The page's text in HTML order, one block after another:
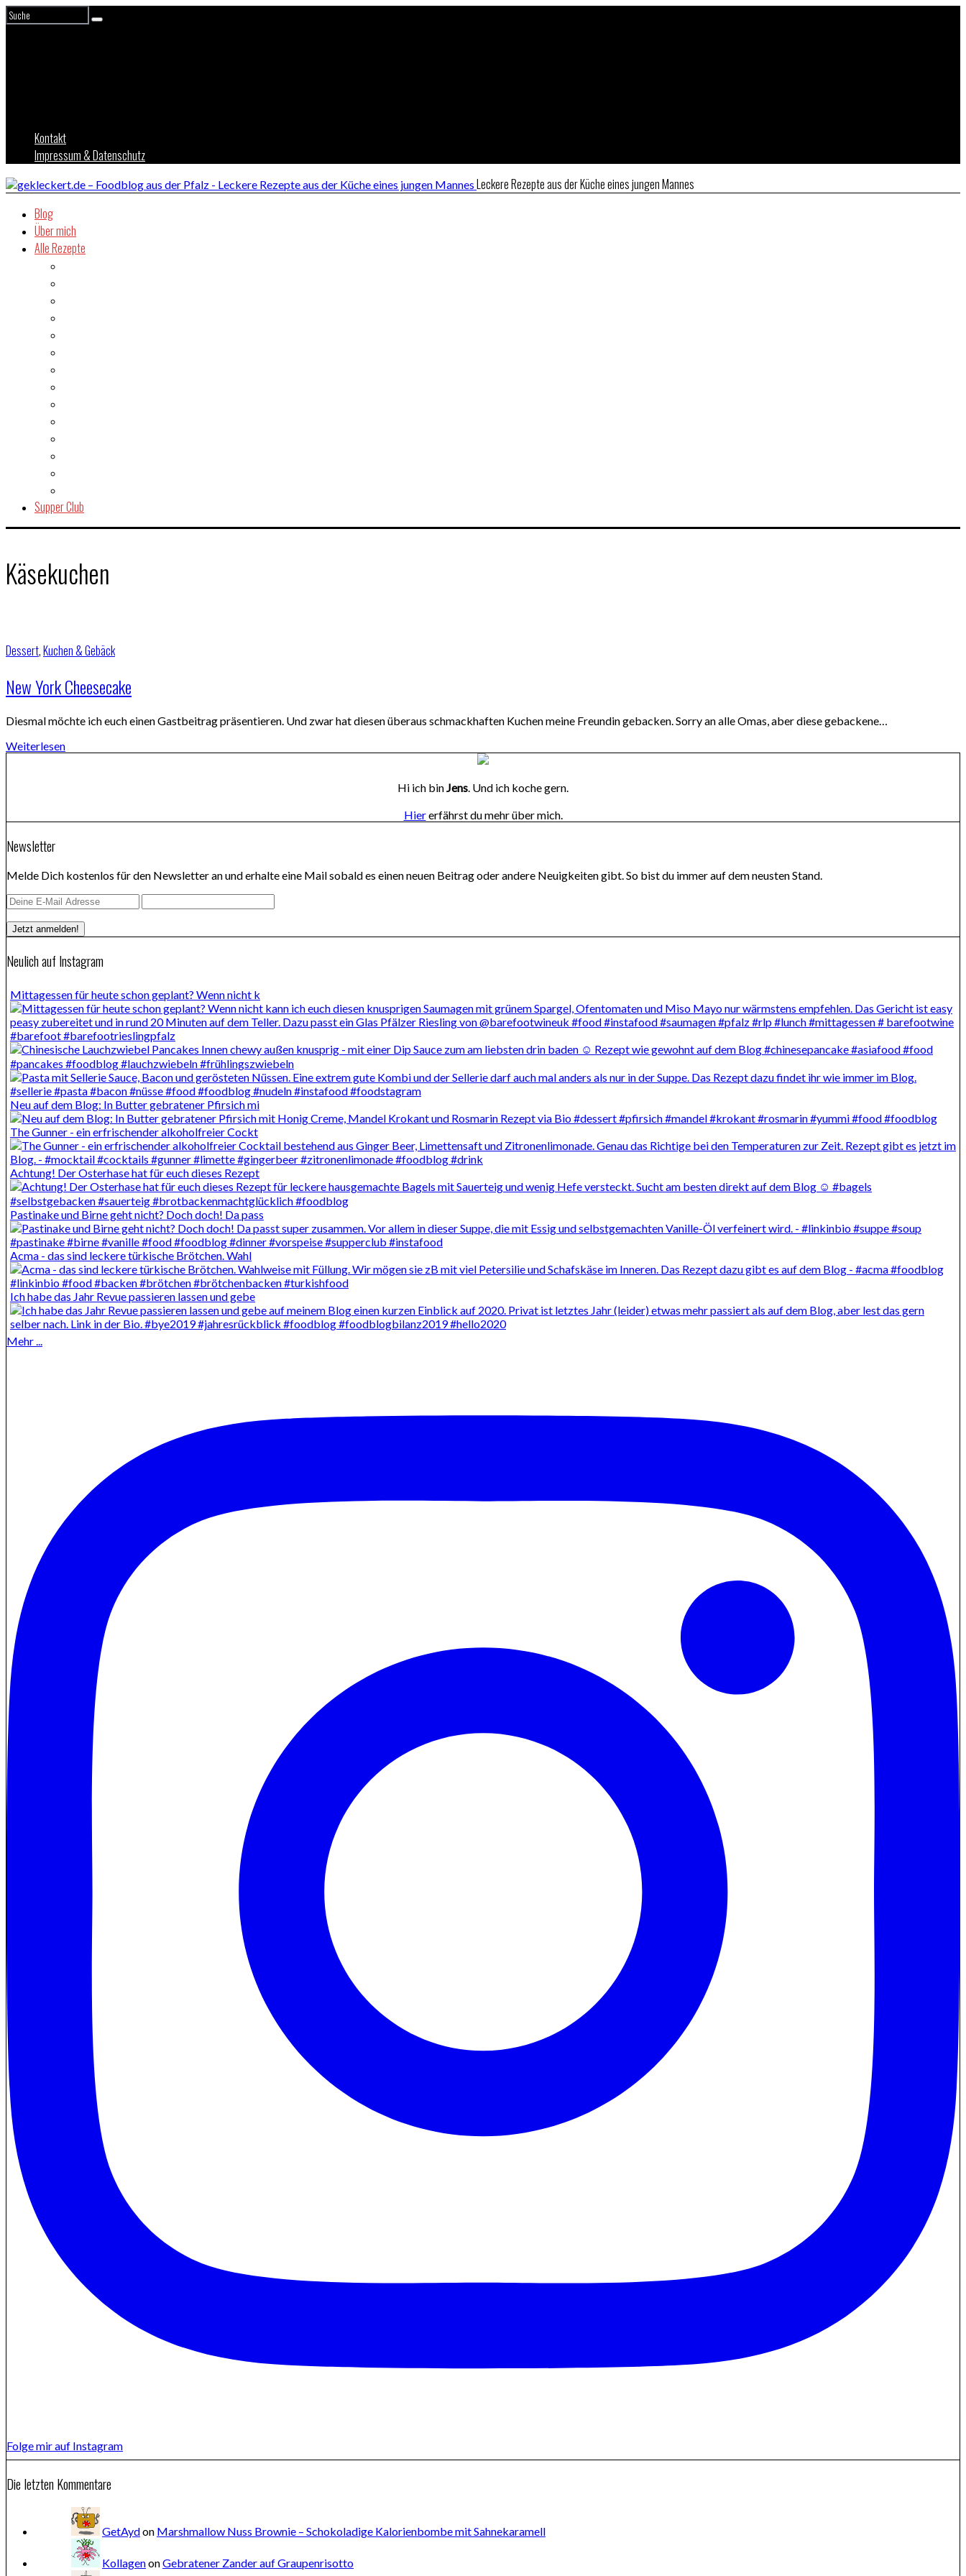
Kontakt
Impressum & Datenschutz
Leckere Rezepte aus der Küche eines jungen Mannes
Blog
Über mich
Alle Rezepte
Supper Club
Käsekuchen
Dessert,Kuchen & Gebäck
New York Cheesecake
Diesmal möchte ich euch einen Gastbeitrag präsentieren. Und zwar hat diesen überaus schmackhaften Kuchen meine Freundin gebacken. Sorry an alle Omas, aber diese gebackene…
Weiterlesen
Hi ich binJens. Und ich koche gern.
Hiererfährst du mehr über mich.
Newsletter
Melde Dich kostenlos für den Newsletter an und erhalte eine Mail sobald es einen neuen Beitrag oder andere Neuigkeiten gibt. So bist du immer auf dem neusten Stand.
Neulich auf Instagram
Mittagessen für heute schon geplant? Wenn nicht k
Neu auf dem Blog: In Butter gebratener Pfirsich mi
The Gunner - ein erfrischender alkoholfreier Cockt
Achtung! Der Osterhase hat für euch dieses Rezept
Pastinake und Birne geht nicht? Doch doch! Da pass
Acma - das sind leckere türkische Brötchen. Wahl
Ich habe das Jahr Revue passieren lassen und gebe
Mehr ...
Folge mir auf Instagram
Die letzten Kommentare
GetAydon Marshmallow Nuss Brownie – Schokoladige Kalorienbombe mit Sahnekaramell
KollagenonGebratener Zander auf Graupenrisotto